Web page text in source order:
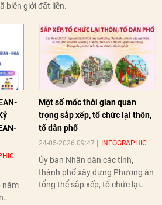
biên giới đất liền.
năm
Một số mốc thời gian quan
trọng sắp xếp, tổ chức lại thôn,
tổ dân phố
24-05-2026 09:47 INFOGRAPHIC
Ủy ban Nhân dân các tỉnh,
thành phố xây dựng Phương án
tổng thể sắp xếp, tổ chức lại